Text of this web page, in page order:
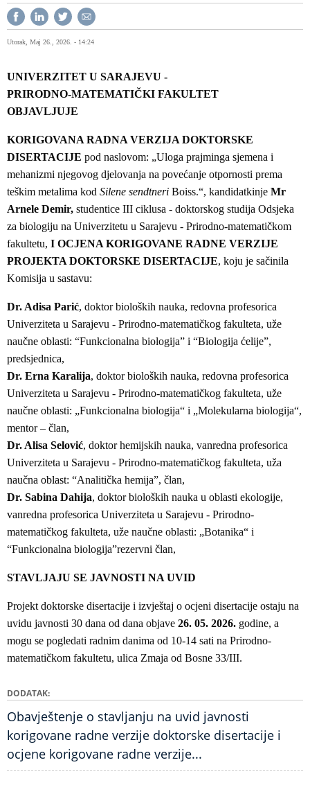
Utorak, Maj 26., 2026. - 14:24
UNIVERZITET U SARAJEVU -
PRIRODNO-MATEMATIČKI FAKULTET
OBJAVLJUJE
KORIGOVANA RADNA VERZIJA DOKTORSKE
DISERTACIJE pod naslovom: „Uloga prajminga sjemena i
mehanizmi njegovog djelovanja na povećanje otpornosti prema
teškim metalima kod Silene sendtneri Boiss.“, kandidatkinje Mr
Arnele Demir, studentice III ciklusa - doktorskog studija Odsjeka
za biologiju na Univerzitetu u Sarajevu - Prirodno-matematičkom
fakultetu, I OCJENA KORIGOVANE RADNE VERZIJE
PROJEKTA DOKTORSKE DISERTACIJE, koju je sačinila
Komisija u sastavu:
Dr. Adisa Parić, doktor bioloških nauka, redovna profesorica
Univerziteta u Sarajevu - Prirodno-matematičkog fakulteta, uže
naučne oblasti: “Funkcionalna biologija” i “Biologija ćelije”,
predsjednica,
Dr. Erna Karalija, doktor bioloških nauka, redovna profesorica
Univerziteta u Sarajevu - Prirodno-matematičkog fakulteta, uže
naučne oblasti: „Funkcionalna biologija“ i „Molekularna biologija“,
mentor – član,
Dr. Alisa Selović, doktor hemijskih nauka, vanredna profesorica
Univerziteta u Sarajevu - Prirodno-matematičkog fakulteta, uža
naučna oblast: “Analitička hemija”, član,
Dr. Sabina Dahija, doktor bioloških nauka u oblasti ekologije,
vanredna profesorica Univerziteta u Sarajevu - Prirodno-
matematičkog fakulteta, uže naučne oblasti: „Botanika“ i
“Funkcionalna biologija”rezervni član,
STAVLJAJU SE JAVNOSTI NA UVID
Projekt doktorske disertacije i izvještaj o ocjeni disertacije ostaju na
uvidu javnosti 30 dana od dana objave 26. 05. 2026. godine, a
mogu se pogledati radnim danima od 10-14 sati na Prirodno-
matematičkom fakultetu, ulica Zmaja od Bosne 33/III.
DODATAK
Obavještenje o stavljanju na uvid javnosti
korigovane radne verzije doktorske disertacije i
ocjene korigovane radne verzije...